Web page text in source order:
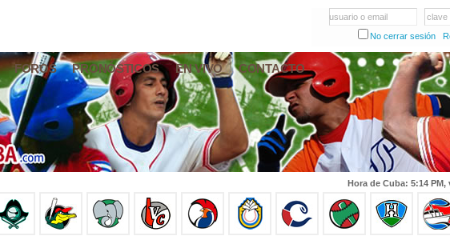
usuario o email
clave
No cerrar sesión
FOROS PRONÓSTICOS EN VIVO CONTACTO
Hora de Cuba: 5:14